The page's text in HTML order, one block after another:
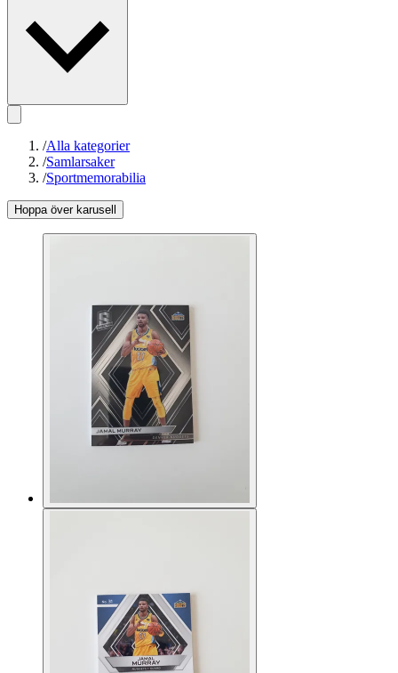
/Alla kategorier
/Samlarsaker
/Sportmemorabilia
Hoppa över karusell